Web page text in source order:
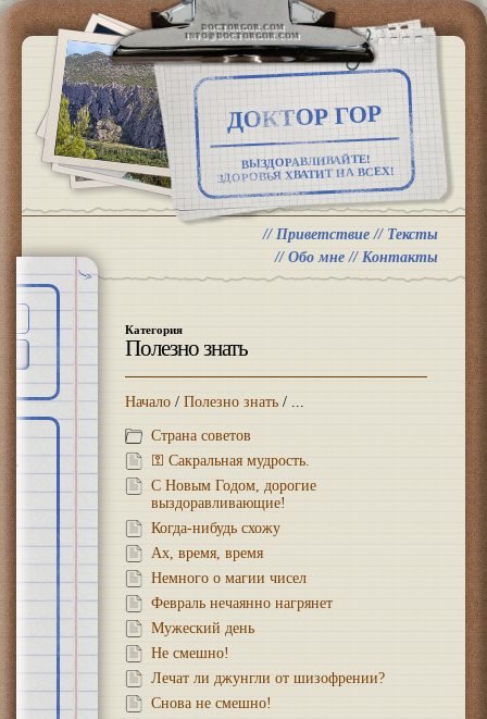
ДОКТОР ГОР
ВЫЗДОРАВЛИВАЙТЕ!
ЗДОРОВЬЯ ХВАТИТ НА ВСЕХ!
DOCTORGOR.COM
INFO@DOCTORGOR.COM
// Приветствие // Тексты
// Обо мне // Контакты
Категория
Полезно знать
Начало / Полезно знать / ...
Страна советов
⚿ Сакральная мудрость.
С Новым Годом, дорогие
выздоравливающие!
Когда-нибудь схожу
Ах, время, время
Немного о магии чисел
Февраль нечаянно нагрянет
Мужеский день
Не смешно!
Лечат ли джунгли от шизофрении?
Снова не смешно!